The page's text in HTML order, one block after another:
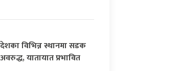
देशका विभिन्न स्थानमा सडक
अवरुद्ध, यातायात प्रभावित